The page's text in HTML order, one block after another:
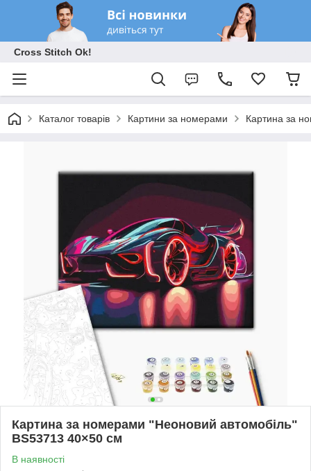
Cross Stitch Ok!
Каталог товарів Картини за номерами Картина за
Картина за номерами "Неоновий автомобіль"
BS53713 40×50 см
В наявності